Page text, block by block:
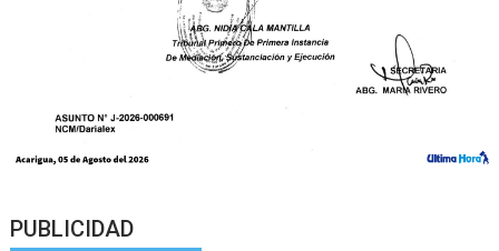
PUBLICIDAD